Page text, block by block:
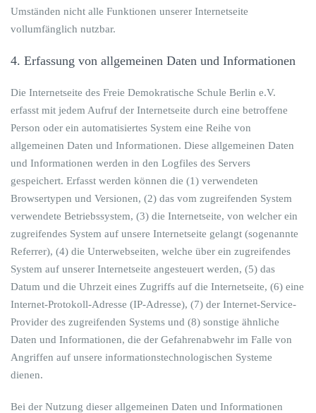
Umständen nicht alle Funktionen unserer Internetseite
vollumfänglich nutzbar.
4. Erfassung von allgemeinen Daten und Informationen
Die Internetseite des Freie Demokratische Schule Berlin e.V.
erfasst mit jedem Aufruf der Internetseite durch eine betroffene
Person oder ein automatisiertes System eine Reihe von
allgemeinen Daten und Informationen. Diese allgemeinen Daten
und Informationen werden in den Logfiles des Servers
gespeichert. Erfasst werden können die (1) verwendeten
Browsertypen und Versionen, (2) das vom zugreifenden System
verwendete Betriebssystem, (3) die Internetseite, von welcher ein
zugreifendes System auf unsere Internetseite gelangt (sogenannte
Referrer), (4) die Unterwebseiten, welche über ein zugreifendes
System auf unserer Internetseite angesteuert werden, (5) das
Datum und die Uhrzeit eines Zugriffs auf die Internetseite, (6) eine
Internet-Protokoll-Adresse (IP-Adresse), (7) der Internet-Service-
Provider des zugreifenden Systems und (8) sonstige ähnliche
Daten und Informationen, die der Gefahrenabwehr im Falle von
Angriffen auf unsere informationstechnologischen Systeme
dienen.
Bei der Nutzung dieser allgemeinen Daten und Informationen